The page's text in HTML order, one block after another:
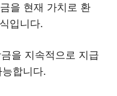
을 현재 가치로 환
입니다.
을 지속적으로 지급
합니다.